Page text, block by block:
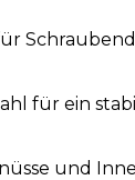
für ein
und